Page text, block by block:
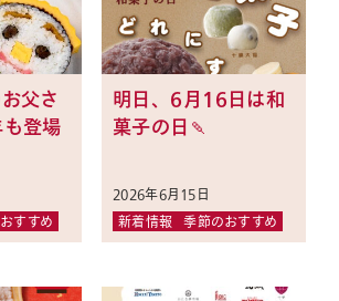
ョップへ 店舗一覧へ
お問い合わせ
父さ
登場
すすめ
明日、6月16日は和
菓子の日🍡
2026年6月15日
新着情報 季節のおすすめ